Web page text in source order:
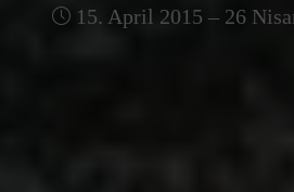
15. April 2015 – 26